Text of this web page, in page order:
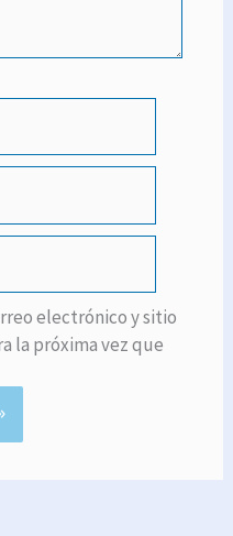
electrónico y sitio
la próxima vez que